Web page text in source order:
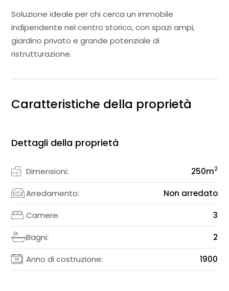
Soluzione ideale per chi cerca un immobile
indipendente nel centro storico, con spazi ampi,
giardino privato e grande potenziale di
ristrutturazione.
Caratteristiche della proprietà
Dettagli della proprietà
Dimensioni: 250m2
Arredamento: Non arredato
Camere: 3
Bagni: 2
Anno di costruzione: 1900